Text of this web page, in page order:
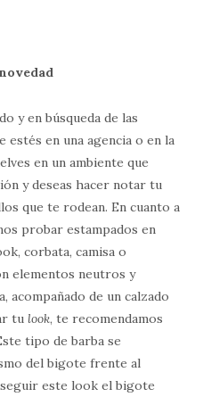
y en búsqueda de las
estés en una agencia o en la
en un ambiente que
y deseas hacer notar tu
que te rodean. En cuanto a
probar estampados en
corbata, camisa o
elementos neutros y
acompañado de un calzado
tu look, te recomendamos
tipo de barba se
del bigote frente al
este look el bigote